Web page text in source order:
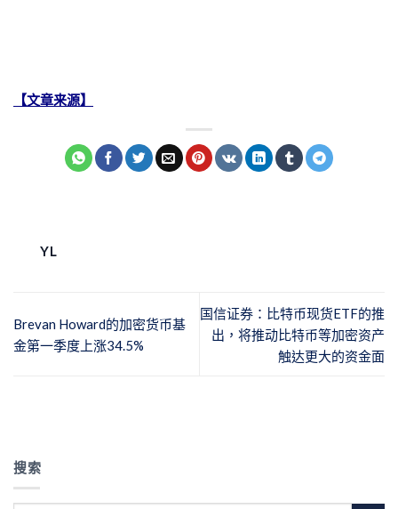
【文章来源】
YL
Brevan Howard的加密货币基
金第一季度上涨34.5%
国信证券：比特币现货ETF的推
出，将推动比特币等加密资产
触达更大的资金面
搜索